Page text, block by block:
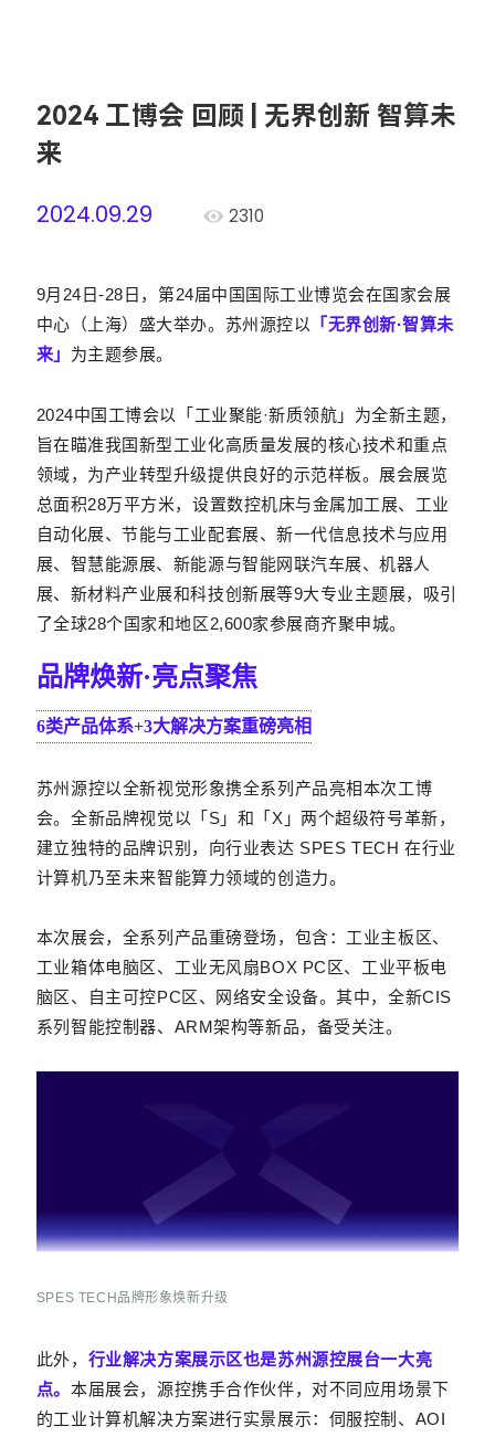
2024 工博会 回顾 | 无界创新 智算未
来
2024.09.29
2310
9月24日-28日，第24届中国国际工业博览会在国家会展
中心（上海）盛大举办。苏州源控以
「无界创新·智算未
来」 为主题参展。
2024中国工博会以「工业聚能·新质领航」为全新主题，
旨在瞄准我国新型工业化高质量发展的核心技术和重点
领域，为产业转型升级提供良好的示范样板。展会展览
总面积28万平方米，设置数控机床与金属加工展、工业
自动化展、节能与工业配套展、新一代信息技术与应用
展、智慧能源展、新能源与智能网联汽车展、机器人
展、新材料产业展和科技创新展等9大专业主题展，吸引
了全球28个国家和地区2,600家参展商齐聚申城。
品牌焕新·亮点聚焦
6类产品体系+3大解决方案重磅亮相
苏州源控以全新视觉形象携全系列产品亮相本次工博
会。全新品牌视觉以「S」和「X」两个超级符号革新，
建立独特的品牌识别，向行业表达 SPES TECH 在行业
计算机乃至未来智能算力领域的创造力。
本次展会，全系列产品重磅登场，包含：工业主板区、
工业箱体电脑区、工业无风扇BOX PC区、工业平板电
脑区、自主可控PC区、网络安全设备。其中，全新CIS
系列智能控制器、ARM架构等新品，备受关注。
SPES TECH品牌形象焕新升级
此外， 行业解决方案展示区也是苏州源控展台一大亮
点。本届展会，源控携手合作伙伴，对不同应用场景下
的工业计算机解决方案进行实景展示：伺服控制、AOI